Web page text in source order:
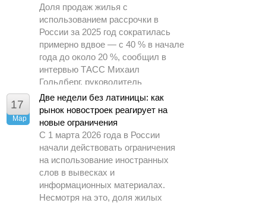
Доля продаж жилья с
использованием рассрочки в
России за 2025 год сократилась
примерно вдвое — с 40 % в начале
года до около 20 %, сообщил в
интервью ТАСС Михаил
Гольдберг, руководитель
аналитического центра ДОМ.РФ.
17
Мар
Две недели без латиницы: как
рынок новостроек реагирует на
новые ограничения
С 1 марта 2026 года в России
начали действовать ограничения
на использование иностранных
слов в вывесках и
информационных материалах.
Несмотря на это, доля жилых